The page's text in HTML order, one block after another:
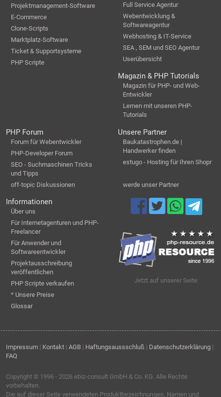
Projektmanagement-Software
E-Commerce
Clone-Scripts
Marktplatz-Software
Ticket & Supportsysteme
PHP Scripte
Full Service Agentur
Webentwicklung &
Softwareagentur
Webhosting & IT-Service
SEA , SEM und SEO Agentur
Userübersicht
Magazin & PHP Tutorials
Magazin für PHP- und Web-
Entwickler
Lernen mit unseren PHP-
Tutorials
PHP Forum
Forum für Webentwickler
PHP-Developer Forum
SEO - Suchmaschinen Tricks
und Tipps
off-topic Diskussionen
Unsere Partner
Baukatastrophen.de |
Handwerker finden
estugo - Hosting für Ihren Shopr
werde unser Partner
Informationen
Über uns
Für Internetagenturen und PHP-
Freelancer
Für Anwender und
Softwareentwickler
Projektausschreibung
veröffentlichen
PHP Scripte verkaufen
* Unsere Preise
Glossar
Jetzt auf unserer Seite:
Impressum | Kontakt | AGB | Haftungsaussschluß | Datenschutzerklärung |
FAQ
Copyright © 1996 - 2026 ebiz-consult GmbH & Co. KG . Alle Rechte
vorbehalten.
Die auf dieser Seite verwendeten Produktbezeichnungen, Namen und